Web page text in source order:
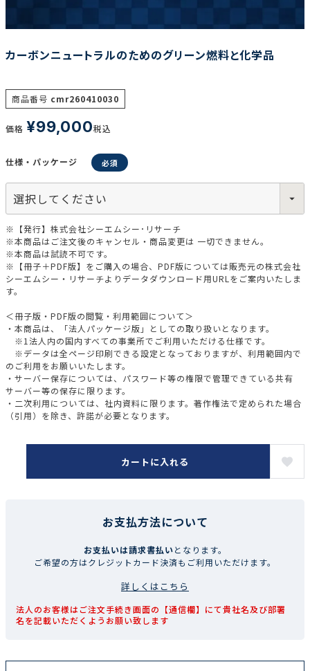
調査の種類で選ぶ
リセット
カーボンニュートラルのためのグリーン燃料と化学品
商品番号 cmr260410030
価格 ¥99,000税込
仕様・パッケージ
※【発行】株式会社シーエムシー･リサーチ
※本商品はご注文後のキャンセル・商品変更は 一切できません。
※本商品は試読不可です。
※【冊子＋PDF版】をご購入の場合、PDF版については販売元の株式会社
シーエムシー・リサーチよりデータダウンロード用URLをご案内いたしま
す。
＜冊子版・PDF版の閲覧・利用範囲について＞
・本商品は、「法人パッケージ版」としての取り扱いとなります。
※1法人内の国内すべての事業所でご利用いただける仕様です。
※データは全ページ印刷できる設定となっておりますが、利用範囲内で
のご利用をお願いいたします。
・サーバー保存については、パスワード等の権限で管理できている共有
サーバー等の保存に限ります。
・二次利用については、社内資料に限ります。著作権法で定められた場合
（引用）を除き、許諾が必要となります。
カートに入れる
お支払方法について
お支払いは請求書払いとなります。
ご希望の方はクレジットカード決済もご利用いただけます。
詳しくはこちら
法人のお客様はご注文手続き画面の【通信欄】にて貴社名及び部署
名を記載いただくようお願い致します